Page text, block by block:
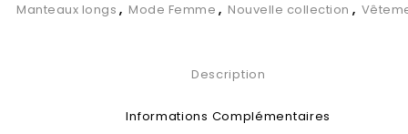
Manteaux longs , Mode Femme , Nouvelle collection ,
Description
Informations Complémentaires